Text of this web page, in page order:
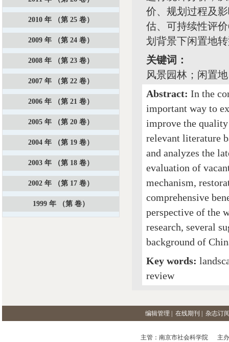
价、规划过程及
估、可持续性评
划背景下闲置地
关键词：
风景园林；闲置
Abstract: In the
important way to
improve the
relevant literature
and analyzes the
evaluation of
mechanism,
comprehensive
perspective of the
research, several
background of
Key words:
review
2010 年 （第 25 卷）
2009 年 （第 24 卷）
2008 年 （第 23 卷）
2007 年 （第 22 卷）
2006 年 （第 21 卷）
2005 年 （第 20 卷）
2004 年 （第 19 卷）
2003 年 （第 18 卷）
2002 年 （第 17 卷）
1999 年 （第 卷）
编辑管理 在线期刊 杂志订
主管：南京市社会科学院 主